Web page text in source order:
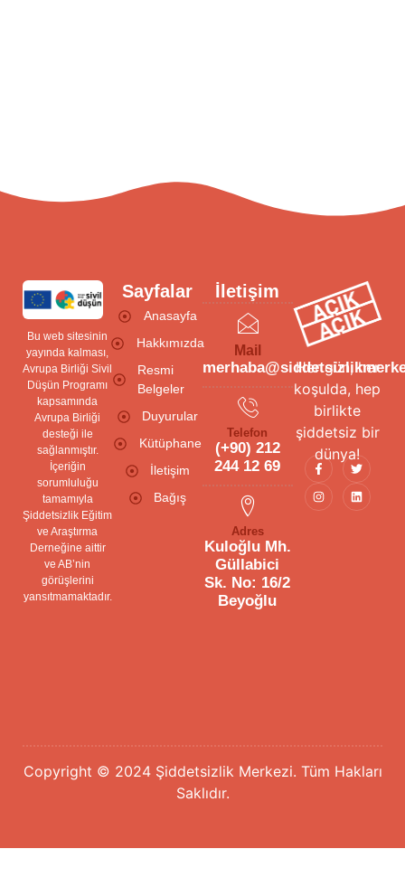
Bu web sitesinin
yayında kalması,
Avrupa Birliği Sivil
Düşün Programı
kapsamında
Avrupa Birliği
desteği ile
sağlanmıştır.
İçeriğin
sorumluluğu
tamamıyla
Şiddetsizlik Eğitim
ve Araştırma
Derneğine aittir
ve AB’nin
görüşlerini
yansıtmamaktadır.
Sayfalar
Anasayfa
Hakkımızda
Resmi
Belgeler
Duyurular
Kütüphane
İletişim
Bağış
İletişim
Mail
Telefon
(+90) 212
244 12 69
Adres
Kuloğlu Mh.
Güllabici
Sk. No: 16/2
Beyoğlu
Her gün, her
koşulda, hep
birlikte
şiddetsiz bir
dünya!
Copyright © 2024 Şiddetsizlik Merkezi. Tüm Hakları
Saklıdır.